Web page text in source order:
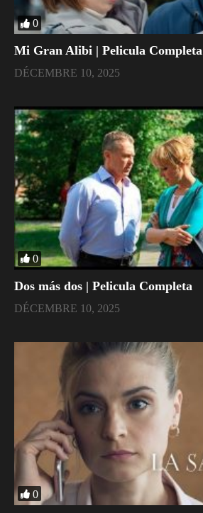
0
Mi Gran Alibi | Pelicula Completa
DÉCEMBRE 10, 2025
0
Dos más dos | Pelicula Completa
DÉCEMBRE 10, 2025
0